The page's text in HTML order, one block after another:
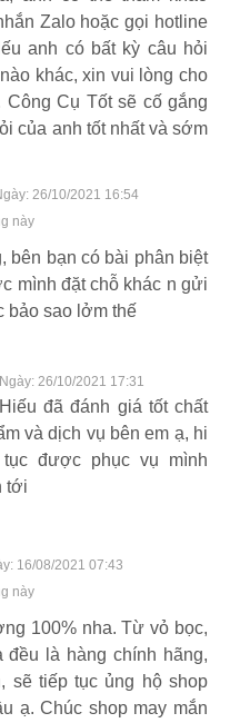
Zalo hoặc gọi hotline
anh có bất kỳ câu hỏi
khác, xin vui lòng cho
Công Cụ Tốt sẽ cố gắng
của anh tốt nhất và sớm
26/10/2021 16:54
này
bên bạn có bài phân biệt
mình đặt chỗ khác n gửi
bảo sao lởm thế
Ngày: 26/10/2021 17:31
đã đánh giá tốt chất
và dịch vụ bên em ạ, hi
được phục vụ mình
tới
16/08/2021 07:43
này
100% nha. Từ vỏ bọc,
là hàng chính hãng,
sẽ tiếp tục ủng hộ shop
ạ. Chúc shop may mắn